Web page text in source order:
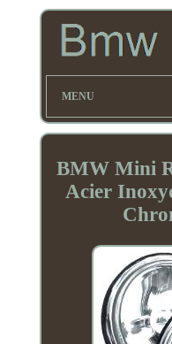
MENU
BMW Mini
Acier